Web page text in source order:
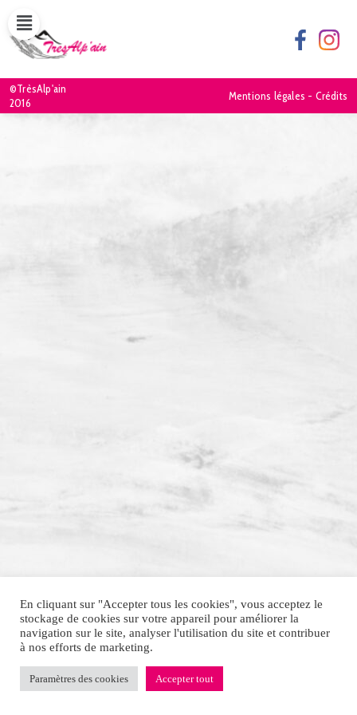
©TrèsAlp'ain
2016
Mentions légales - Crédits
En cliquant sur "Accepter tous les cookies", vous acceptez le
stockage de cookies sur votre appareil pour améliorer la
navigation sur le site, analyser l'utilisation du site et contribuer
à nos efforts de marketing.
Paramètres des cookies Accepter tout